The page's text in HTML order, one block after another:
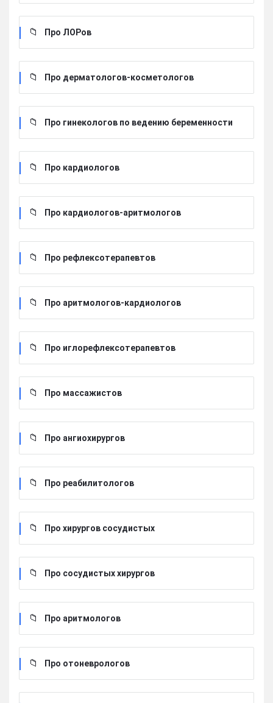
Про ЛОРов
Про дерматологов-косметологов
Про гинекологов по ведению беременности
Про кардиологов
Про кардиологов-аритмологов
Про рефлексотерапевтов
Про аритмологов-кардиологов
Про иглорефлексотерапевтов
Про массажистов
Про ангиохирургов
Про реабилитологов
Про хирургов сосудистых
Про сосудистых хирургов
Про аритмологов
Про отоневрологов